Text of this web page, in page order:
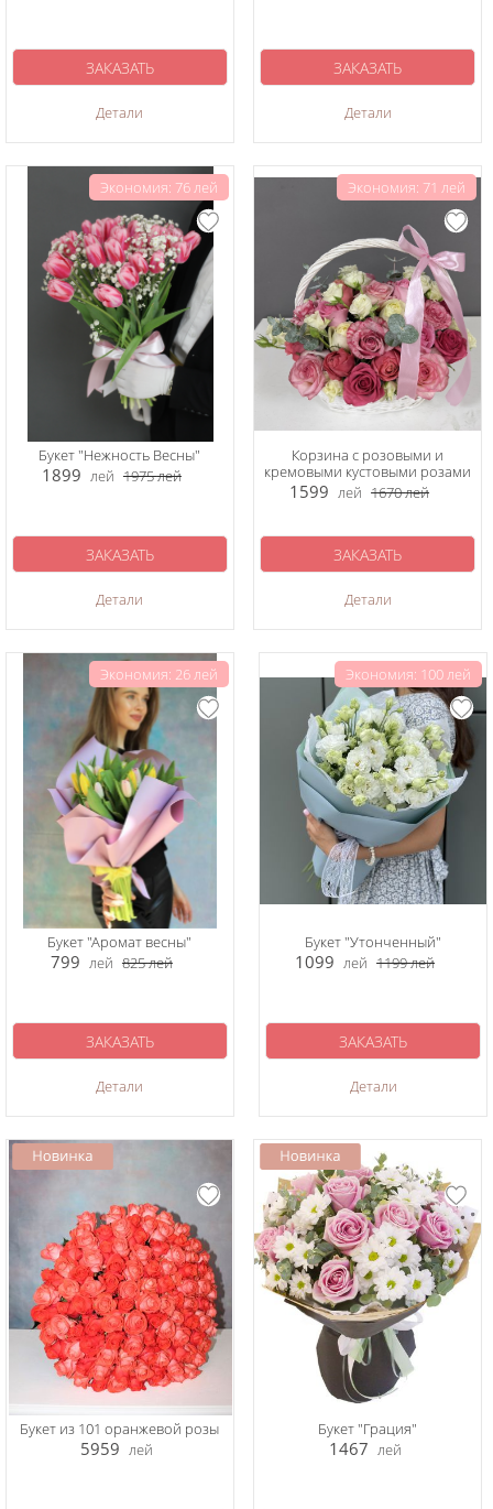
Детали
ЗАКАЗАТЬ
Детали
ЗАКАЗАТЬ
Экономия: 76 лей
Букет "Нежность Весны"
1899 лей 1975лей
Детали
ЗАКАЗАТЬ
Экономия: 71 лей
Корзина с розовыми и
кремовыми кустовыми розами
1599 лей 1670лей
Детали
ЗАКАЗАТЬ
Экономия: 26 лей
Букет "Аромат весны"
799 лей 825лей
Детали
ЗАКАЗАТЬ
Экономия: 100 лей
Букет "Утонченный"
1099 лей 1199лей
Детали
ЗАКАЗАТЬ
Букет из 101 оранжевой розы
5959 лей
Букет "Грация"
1467 лей